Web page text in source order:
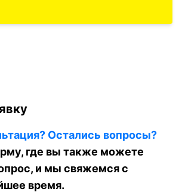
Остались вопросы?
где вы также можете
и мы свяжемся с
время.